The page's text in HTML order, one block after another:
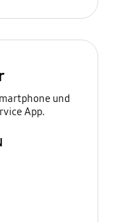
und
App.